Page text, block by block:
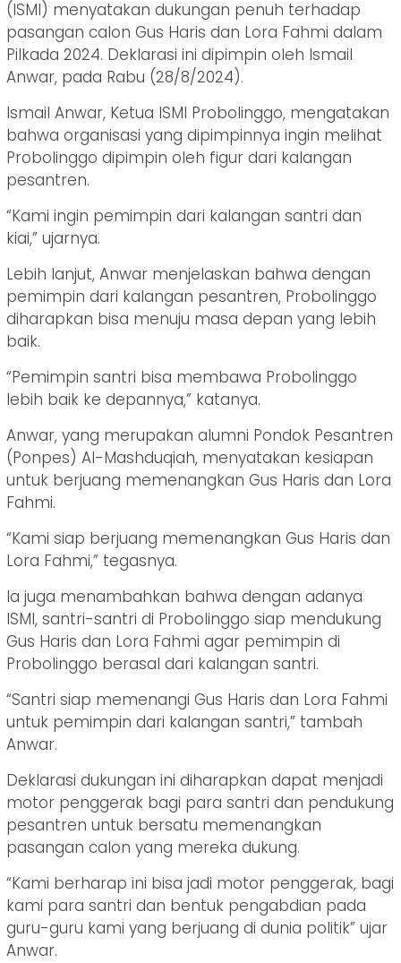
(ISMI) menyatakan dukungan penuh terhadap
pasangan calon Gus Haris dan Lora Fahmi dalam
Pilkada 2024. Deklarasi ini dipimpin oleh Ismail
Anwar, pada Rabu (28/8/2024).
Ismail Anwar, Ketua ISMI Probolinggo, mengatakan
bahwa organisasi yang dipimpinnya ingin melihat
Probolinggo dipimpin oleh figur dari kalangan
pesantren.
“Kami ingin pemimpin dari kalangan santri dan
kiai,” ujarnya.
Lebih lanjut, Anwar menjelaskan bahwa dengan
pemimpin dari kalangan pesantren, Probolinggo
diharapkan bisa menuju masa depan yang lebih
baik.
“Pemimpin santri bisa membawa Probolinggo
lebih baik ke depannya,” katanya.
Anwar, yang merupakan alumni Pondok Pesantren
(Ponpes) Al-Mashduqiah, menyatakan kesiapan
untuk berjuang memenangkan Gus Haris dan Lora
Fahmi.
“Kami siap berjuang memenangkan Gus Haris dan
Lora Fahmi,” tegasnya.
Ia juga menambahkan bahwa dengan adanya
ISMI, santri-santri di Probolinggo siap mendukung
Gus Haris dan Lora Fahmi agar pemimpin di
Probolinggo berasal dari kalangan santri.
“Santri siap memenangi Gus Haris dan Lora Fahmi
untuk pemimpin dari kalangan santri,” tambah
Anwar.
Deklarasi dukungan ini diharapkan dapat menjadi
motor penggerak bagi para santri dan pendukung
pesantren untuk bersatu memenangkan
pasangan calon yang mereka dukung.
“Kami berharap ini bisa jadi motor penggerak, bagi
kami para santri dan bentuk pengabdian pada
guru-guru kami yang berjuang di dunia politik” ujar
Anwar.